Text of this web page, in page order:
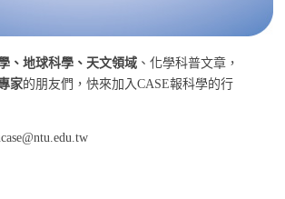
、地球科學、天文領域 、化學科普文章，
家的朋友們，快來加入CASE報科學的行